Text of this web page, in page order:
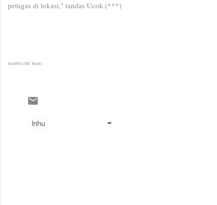
petugas di lokasi," tandas Ucok.(***)
Sumber (MC Riau)
Inhu